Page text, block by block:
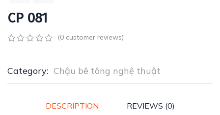
CP 081
of
based
(0 customer reviews)
Category: Chậu bê tông nghệ thuật
DESCRIPTION REVIEWS (0)